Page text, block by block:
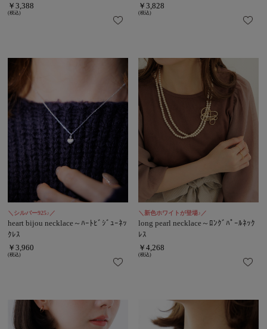
￥3,388
(税込)
￥3,828
(税込)
＼シルバー925♪／
heart bijou necklace～ﾊｰﾄﾋﾞｼﾞｭｰﾈｯ
ｸﾚｽ
￥3,960
(税込)
＼新色ホワイトが登場♪／
long pearl necklace～ﾛﾝｸﾞﾊﾟｰﾙﾈｯｸ
ﾚｽ
￥4,268
(税込)